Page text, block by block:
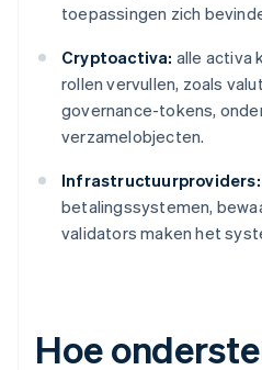
toepassingen zich
Cryptoactiva: alle activa
rollen vervullen, zoals
governance-tokens,
verzamelobjecten.
Infrastructuurproviders:
betalingssystemen,
validators maken het
Hoe